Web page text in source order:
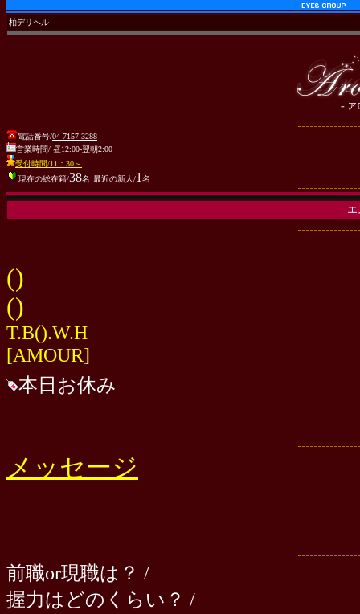
柏デリヘル
電話番号/04-7157-3288
営業時間/ 昼12:00-翌朝2:00
受付時間/11：30～
現在の総在籍/38名 最近の新人/1 名
()
()
T.B().W.H
[AMOUR]
本日お休み
メッセージ
前職or現職は？ /
握力はどのくらい？ /